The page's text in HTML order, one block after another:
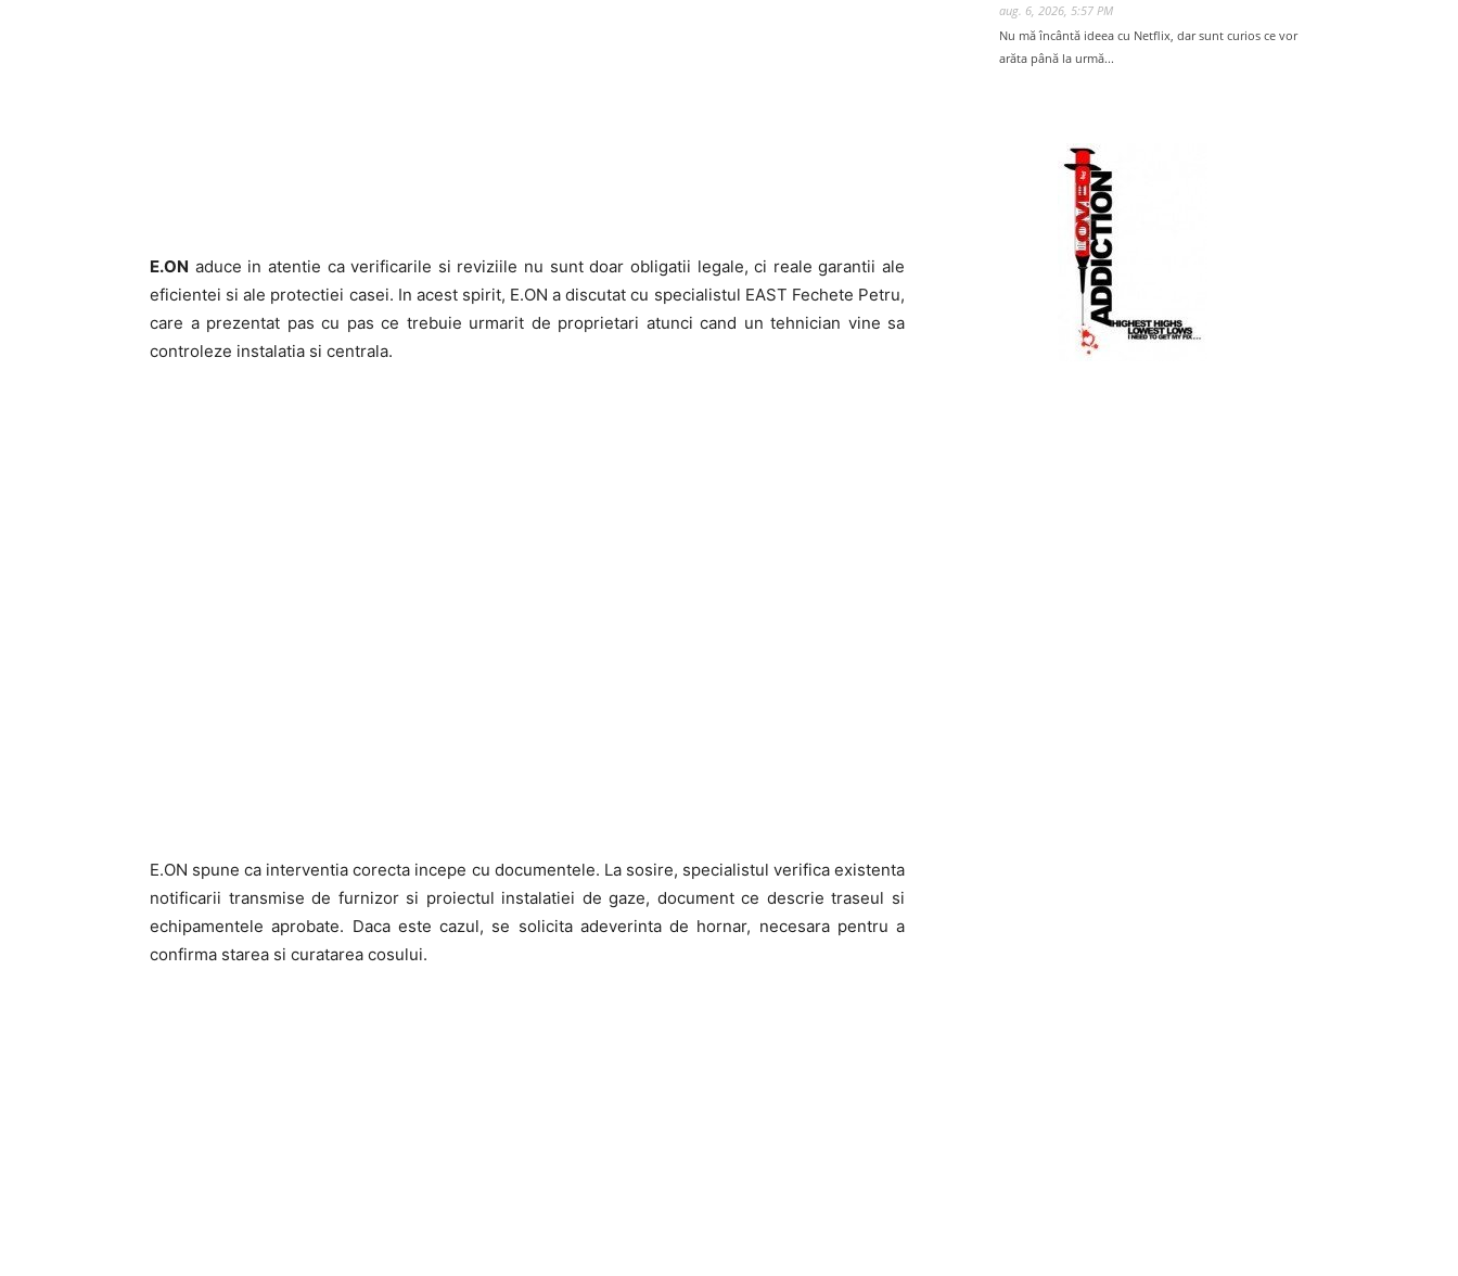
E.ON aduce in atentie ca verificarile si reviziile nu sunt doar obligatii legale, ci reale garantii ale
eficientei si ale protectiei casei. In acest spirit, E.ON a discutat cu specialistul EAST Fechete Petru,
care a prezentat pas cu pas ce trebuie urmarit de proprietari atunci cand un tehnician vine sa
controleze instalatia si centrala.
E.ON spune ca interventia corecta incepe cu documentele. La sosire, specialistul verifica existenta
notificarii transmise de furnizor si proiectul instalatiei de gaze, document ce descrie traseul si
echipamentele aprobate. Daca este cazul, se solicita adeverinta de hornar, necesara pentru a
confirma starea si curatarea cosului.
aug. 6, 2026, 5:57 PM
Nu mă încântă ideea cu Netflix, dar sunt curios ce vor
arăta până la urmă...